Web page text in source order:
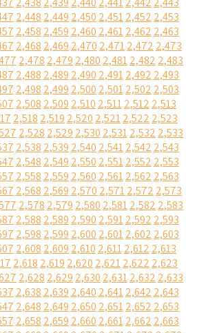
2,448 2,449 2,450 2,4512,452 2,453
2,458 2,459 2,460 2,4612,462 2,463
2,468 2,469 2,470 2,4712,472 2,473
2,478 2,479 2,480 2,4812,482 2,483
2,488 2,489 2,490 2,4912,492 2,493
2,498 2,499 2,500 2,5012,502 2,503
2,508 2,509 2,510 2,5112,512 2,513
2,518 2,519 2,520 2,5212,522 2,523
2,528 2,529 2,530 2,5312,532 2,533
2,538 2,539 2,540 2,5412,542 2,543
2,548 2,549 2,550 2,5512,552 2,553
2,558 2,559 2,560 2,5612,562 2,563
2,568 2,569 2,570 2,5712,572 2,573
2,578 2,579 2,580 2,5812,582 2,583
2,588 2,589 2,590 2,5912,592 2,593
2,598 2,599 2,600 2,6012,602 2,603
2,608 2,609 2,610 2,6112,612 2,613
2,618 2,619 2,620 2,6212,622 2,623
2,628 2,629 2,630 2,6312,632 2,633
2,638 2,639 2,640 2,6412,642 2,643
2,648 2,649 2,650 2,6512,652 2,653
2,658 2,659 2,660 2,6612,662 2,663